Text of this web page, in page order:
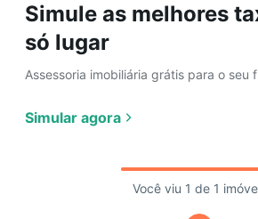
Simule as melhores
só lugar
Assessoria imobiliária grátis para o seu
Simular agora
Você viu 1 de 1